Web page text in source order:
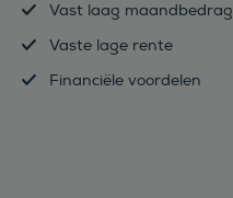
Vast laag maandbedrag
Vaste lage rente
Financiële voordelen